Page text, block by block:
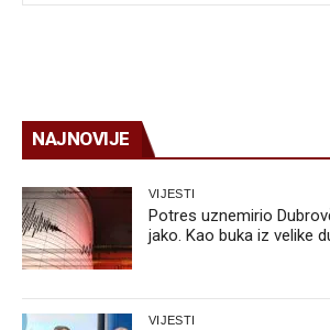
NAJNOVIJE
VIJESTI
Potres uznemirio
jako. Kao buka iz velike
VIJESTI